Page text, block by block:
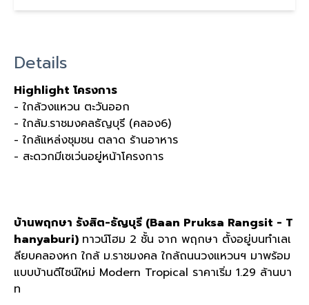
Details
Highlight โครงการ
- ใกล้วงแหวน ตะวันออก
- ใกล้ม.ราชมงคลธัญบุรี (คลอง6)
- ใกล้แหล่งชุมชน ตลาด ร้านอาหาร
- สะดวกมีเซเว่นอยู่หน้าโครงการ
บ้านพฤกษา รังสิต-ธัญบุรี (Baan Pruksa Rangsit - T
hanyaburi) ทาวน์โฮม 2 ชั้น จาก พฤกษา ตั้งอยู่บนทำเลเ
ลียบคลองหก ใกล้ ม.ราชมงคล ใกล้ถนนวงแหวนฯ มาพร้อม
แบบบ้านดีไซน์ใหม่ Modern Tropical ราคาเริ่ม 1.29 ล้านบา
ท